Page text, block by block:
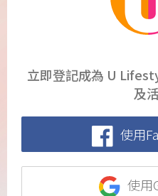
立即登記成為 U
及
使用
使用